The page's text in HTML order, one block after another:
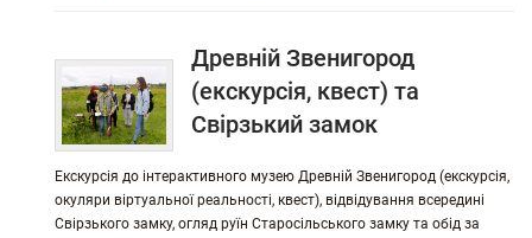
Древній Звенигород
(екскурсія, квест) та
Свірзький замок
Екскурсія до інтерактивного музею Древній Звенигород (екскурсія,
окуляри віртуальної реальності, квест), відвідування всередині
Свірзького замку, огляд руїн Старосільського замку та обід за